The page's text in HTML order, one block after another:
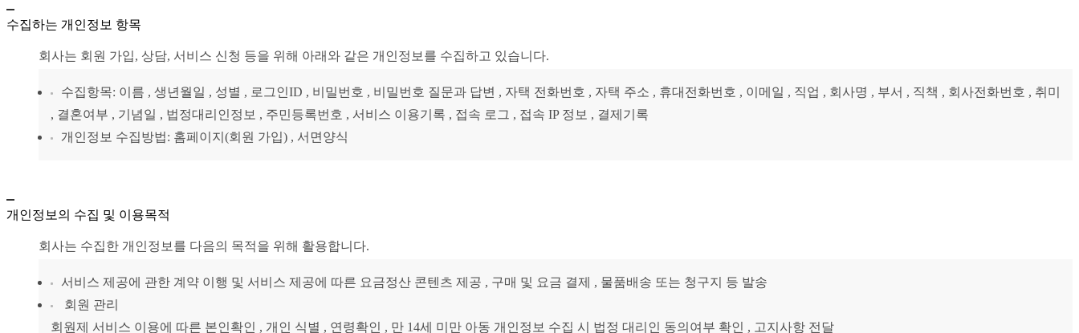
수집하는 개인정보 항목
회사는 회원 가입, 상담, 서비스 신청 등을 위해 아래와 같은 개인정보를 수집하고 있습니다.
수집항목: 이름 , 생년월일 , 성별 , 로그인ID , 비밀번호 , 비밀번호 질문과 답변 , 자택 전화번호 , 자택 주소 , 휴대전화번호 , 이메일 , 직업 , 회사명 , 부서 , 직책 , 회사전화번호 , 취미
, 결혼여부 , 기념일 , 법정대리인정보 , 주민등록번호 , 서비스 이용기록 , 접속 로그 , 접속 IP 정보 , 결제기록
개인정보 수집방법: 홈페이지(회원 가입) , 서면양식
개인정보의 수집 및 이용목적
회사는 수집한 개인정보를 다음의 목적을 위해 활용합니다.
서비스 제공에 관한 계약 이행 및 서비스 제공에 따른 요금정산 콘텐츠 제공 , 구매 및 요금 결제 , 물품배송 또는 청구지 등 발송
회원 관리
회원제 서비스 이용에 따른 본인확인 , 개인 식별 , 연령확인 , 만 14세 미만 아동 개인정보 수집 시 법정 대리인 동의여부 확인 , 고지사항 전달